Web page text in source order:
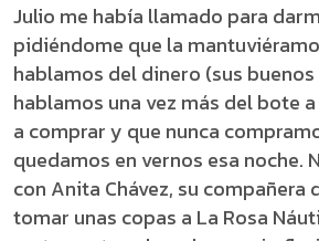
Julio me había llamado para
pidiéndome que la
hablamos del dinero (sus
hablamos una vez más del bote
a comprar y que nunca
quedamos en vernos esa noche.
con Anita Chávez, su compañera
tomar unas copas a La Rosa